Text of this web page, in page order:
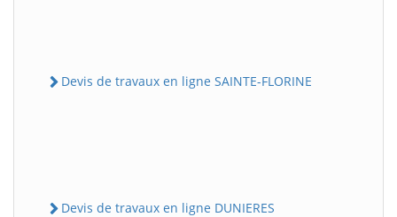
Devis de travaux en ligne SAINTE-FLORINE
Devis de travaux en ligne DUNIERES